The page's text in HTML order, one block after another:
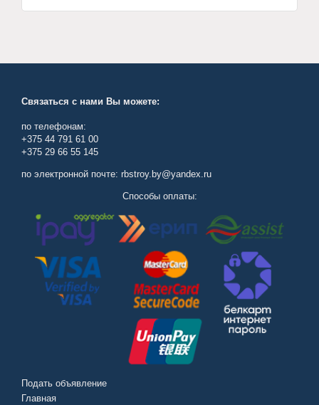
Связаться с нами Вы можете:
по телефонам:
+375 44 791 61 00
+375 29 66 55 145
по электронной почте: rbstroy.by@yandex.ru
Способы оплаты:
Подать объявление
Главная